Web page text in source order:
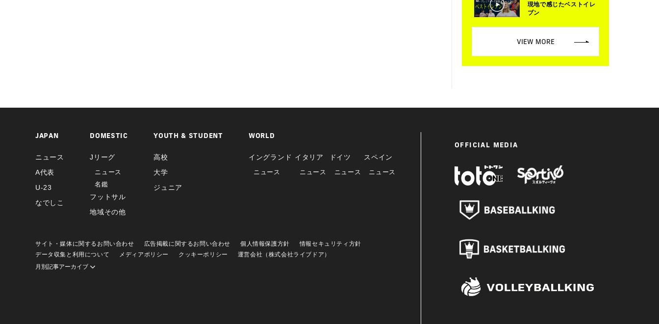
現地で感じたベストイレ
ブン
VIEW MORE
JAPAN
ニュース
A代表
U-23
なでしこ
DOMESTIC
Jリーグ
ニュース
名鑑
フットサル
地域その他
YOUTH & STUDENT
高校
大学
ジュニア
WORLD
イングランド
ニュース
イタリア
ニュース
ドイツ
ニュース
スペイン
ニュース
サイト・媒体に関するお問い合わせ 広告掲載に関するお問い合わせ 個人情報保護方針
情報セキュリティ方針
データ収集と利用について
メディアポリシー クッキーポリシー
運営会社（株式会社ライブドア）
月別記事アーカイブ
OFFICIAL MEDIA